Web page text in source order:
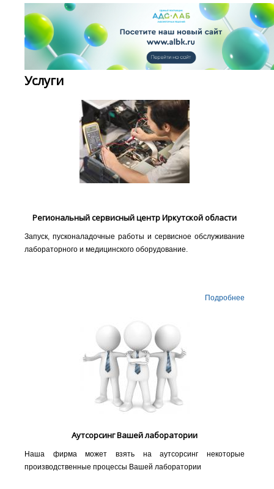
Услуги
Региональный сервисный центр Иркутской области
Запуск, пусконаладочные работы и сервисное обслуживание
лабораторного и медицинского оборудование.
Подробнее
Аутсорсинг Вашей лаборатории
Наша фирма может взять на аутсорсинг некоторые
производственные процессы Вашей лаборатории